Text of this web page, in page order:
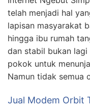
telah menjadi hal
lapisan masyarakat
hingga ibu rumah
dan stabil bukan
pokok untuk
Namun tidak semua
Jual Modem Orbit